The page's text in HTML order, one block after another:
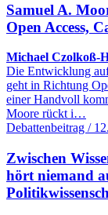
Samuel A.
Open Access,
Michael Czolkoß-
Die Entwicklung
geht in Richtung
einer Handvoll
Moore rückt i…
Debattenbeitrag /
Zwischen
hört niemand